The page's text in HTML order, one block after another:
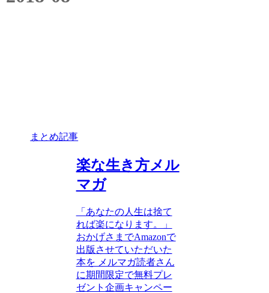
まとめ記事
楽な生き方メル
マガ
「あなたの人生は捨て
れば楽になります。」
おかげさまでAmazonで
出版させていただいた
本を メルマガ読者さん
に期間限定で無料プレ
ゼント企画キャンペー